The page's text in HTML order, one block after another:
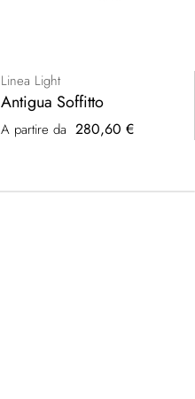
Linea Light
Antigua Soffitto
A partire da 280,60 €